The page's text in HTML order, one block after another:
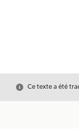
Fermer
Ce texte a été